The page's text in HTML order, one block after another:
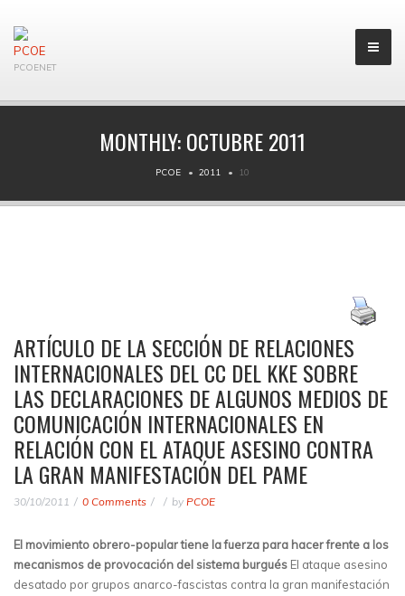
PCOENET
MONTHLY:OCTUBRE 2011
PCOE 2011 10
ARTÍCULO DE LA SECCIÓN DE RELACIONES
INTERNACIONALES DEL CC DEL KKE SOBRE
LAS DECLARACIONES DE ALGUNOS MEDIOS DE
COMUNICACIÓN INTERNACIONALES EN
RELACIÓN CON EL ATAQUE ASESINO CONTRA
LA GRAN MANIFESTACIÓN DEL PAME
30/10/2011 0 Comments by PCOE
El movimiento obrero-popular tiene la fuerza para hacer frente a los
mecanismos de provocación del sistema burgués El ataque asesino
desatado por grupos anarco-fascistas contra la gran manifestación